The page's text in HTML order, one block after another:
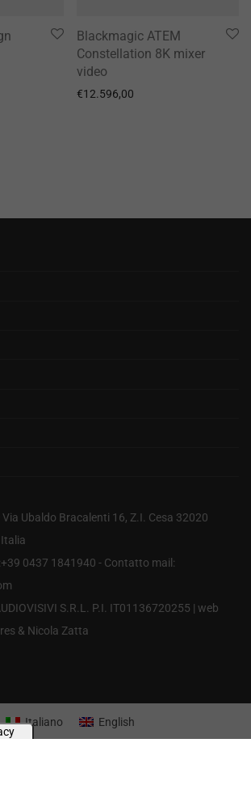
Blackmagic ATEM
Constellation 8K mixer
video
€12.596,00
Ubaldo Bracalenti 16, Z.I. Cesa 32020
0437 1841940 - Contatto mail:
S.R.L. P.I. IT01136720255 | web
& Nicola Zatta
Italiano English